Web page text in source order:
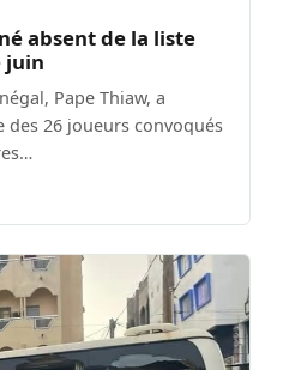
absent de la liste
juin
Pape Thiaw, a
des 26 joueurs convoqués